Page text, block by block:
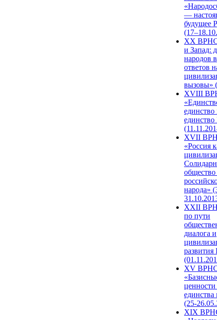
—
будущее
XX ВРНС
и Запад:
народов
ответов
вызовы»
XVIII
единство
единство
XVII
«Россия
народа»
XXII
по пути
диалога и
развития
XV
единства
(25-
XIX